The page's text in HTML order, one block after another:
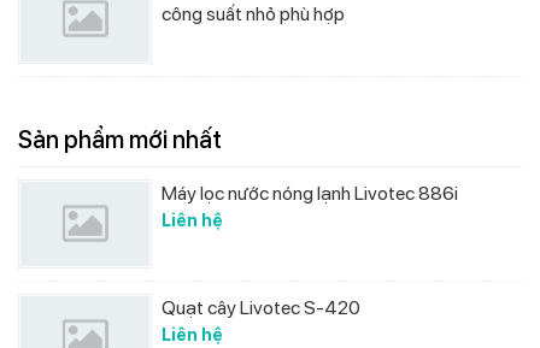
công suất nhỏ phù hợp
Sản phẩm mới nhất
Máy lọc nước nóng lạnh Livotec 886i
Liên hệ
Quạt cây Livotec S-420
Liên hệ